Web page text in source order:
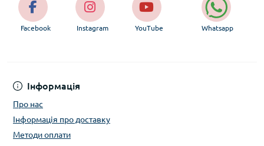
Інформація
Про нас
Інформація про доставку
Методи оплати
Facebook Instagram YouTube Whatsapp